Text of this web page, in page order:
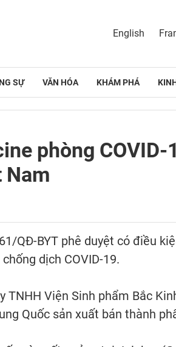
English
SỰ VĂN HÓA KHÁM PHÁ
phòng
Nam
QĐ-BYT phê duyệt có điều
dịch COVID-19.
TNHH Viện Sinh phẩm Bắc
Quốc sản xuất bán thành